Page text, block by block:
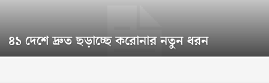
৪১ দেশে দ্রুত ছড়াচ্ছে করোনার নতুন ধরন